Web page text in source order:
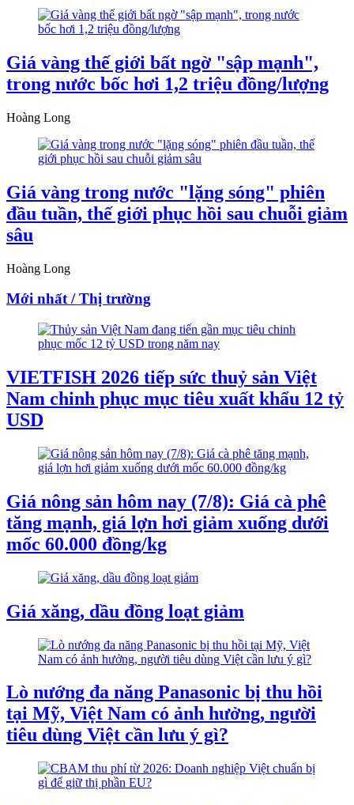
Giá vàng thế giới bất ngờ "sập mạnh",
trong nước bốc hơi 1,2 triệu đồng/lượng
Hoàng Long
Giá vàng trong nước "lặng sóng" phiên
đầu tuần, thế giới phục hồi sau chuỗi giảm
sâu
Hoàng Long
Mới nhất / Thị trường
VIETFISH 2026 tiếp sức thuỷ sản Việt
Nam chinh phục mục tiêu xuất khẩu 12 tỷ
USD
Giá nông sản hôm nay (7/8): Giá cà phê
tăng mạnh, giá lợn hơi giảm xuống dưới
mốc 60.000 đồng/kg
Giá xăng, dầu đồng loạt giảm
Lò nướng đa năng Panasonic bị thu hồi
tại Mỹ, Việt Nam có ảnh hưởng, người
tiêu dùng Việt cần lưu ý gì?